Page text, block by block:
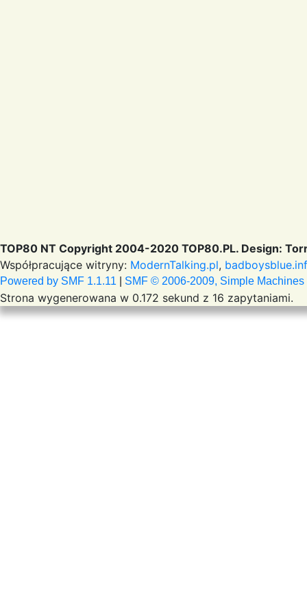
TOP80 NT Copyright 2004-2020 TOP80.PL. Design:
Współpracujące witryny: ModernTalking.pl,
Powered by SMF 1.1.11 SMF © 2006-2009, Simple Machines
Strona wygenerowana w 0.172 sekund z 16 zapytaniami.